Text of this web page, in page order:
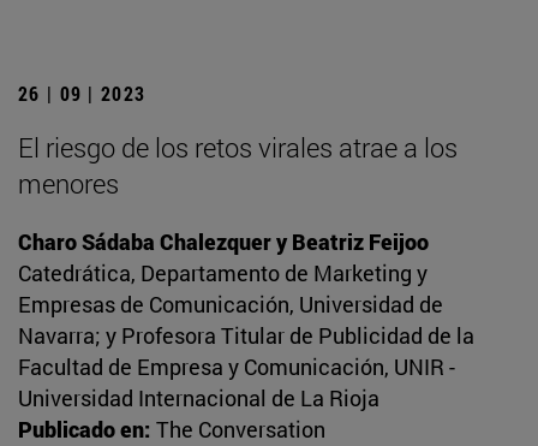
26 | 09 | 2023
El riesgo de los retos virales atrae a los
menores
Charo Sádaba Chalezquer y Beatriz Feijoo
Catedrática, Departamento de Marketing y
Empresas de Comunicación, Universidad de
Navarra; y Profesora Titular de Publicidad de la
Facultad de Empresa y Comunicación, UNIR -
Universidad Internacional de La Rioja
Publicado en: The Conversation